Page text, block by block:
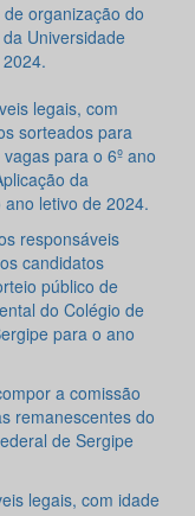
organização do
Universidade
legais, com
sorteados para
para o 6º ano
da
letivo de 2024.
responsáveis
candidatos
público de
do Colégio de
para o ano
a comissão
remanescentes do
de Sergipe
legais, com idade